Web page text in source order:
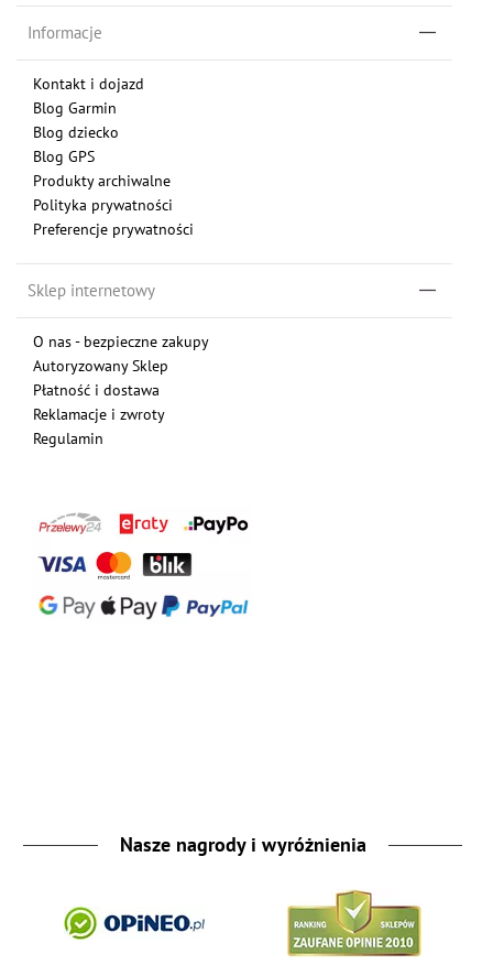
Informacje
Kontakt i dojazd
Blog Garmin
Blog dziecko
Blog GPS
Produkty archiwalne
Polityka prywatności
Preferencje prywatności
Sklep internetowy
O nas - bezpieczne zakupy
Autoryzowany Sklep
Płatność i dostawa
Reklamacje i zwroty
Regulamin
Nasze nagrody i wyróżnienia